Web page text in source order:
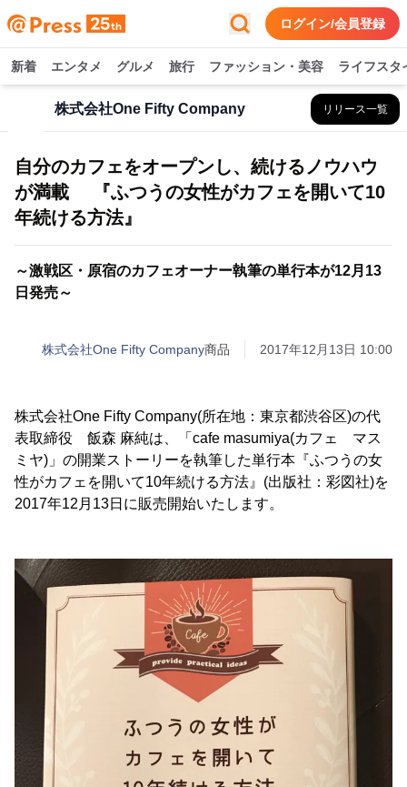
ログイン/会員登録
新着 エンタメ グルメ 旅行 ファッション・美容 ライフスタ
株式会社One Fifty Company リリース一覧
自分のカフェをオープンし、続けるノウハウ
が満載 『ふつうの女性がカフェを開いて10
年続ける方法』
～激戦区・原宿のカフェオーナー執筆の単行本が12月13
日発売～
株式会社One Fifty Company商品 2017年12月13日 10:00
株式会社One Fifty Company(所在地：東京都渋谷区)の代
表取締役 飯森 麻純は、「cafe masumiya(カフェ マス
ミヤ)」の開業ストーリーを執筆した単行本『ふつうの女
性がカフェを開いて10年続ける方法』(出版社：彩図社)を
2017年12月13日に販売開始いたします。